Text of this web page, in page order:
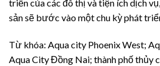
triển của các đô thị và tiện ích dịch
sản sẽ bước vào một chu kỳ phát
Từ khóa: Aqua city Phoenix West;
Aqua City Đồng Nai; thành phố thủy